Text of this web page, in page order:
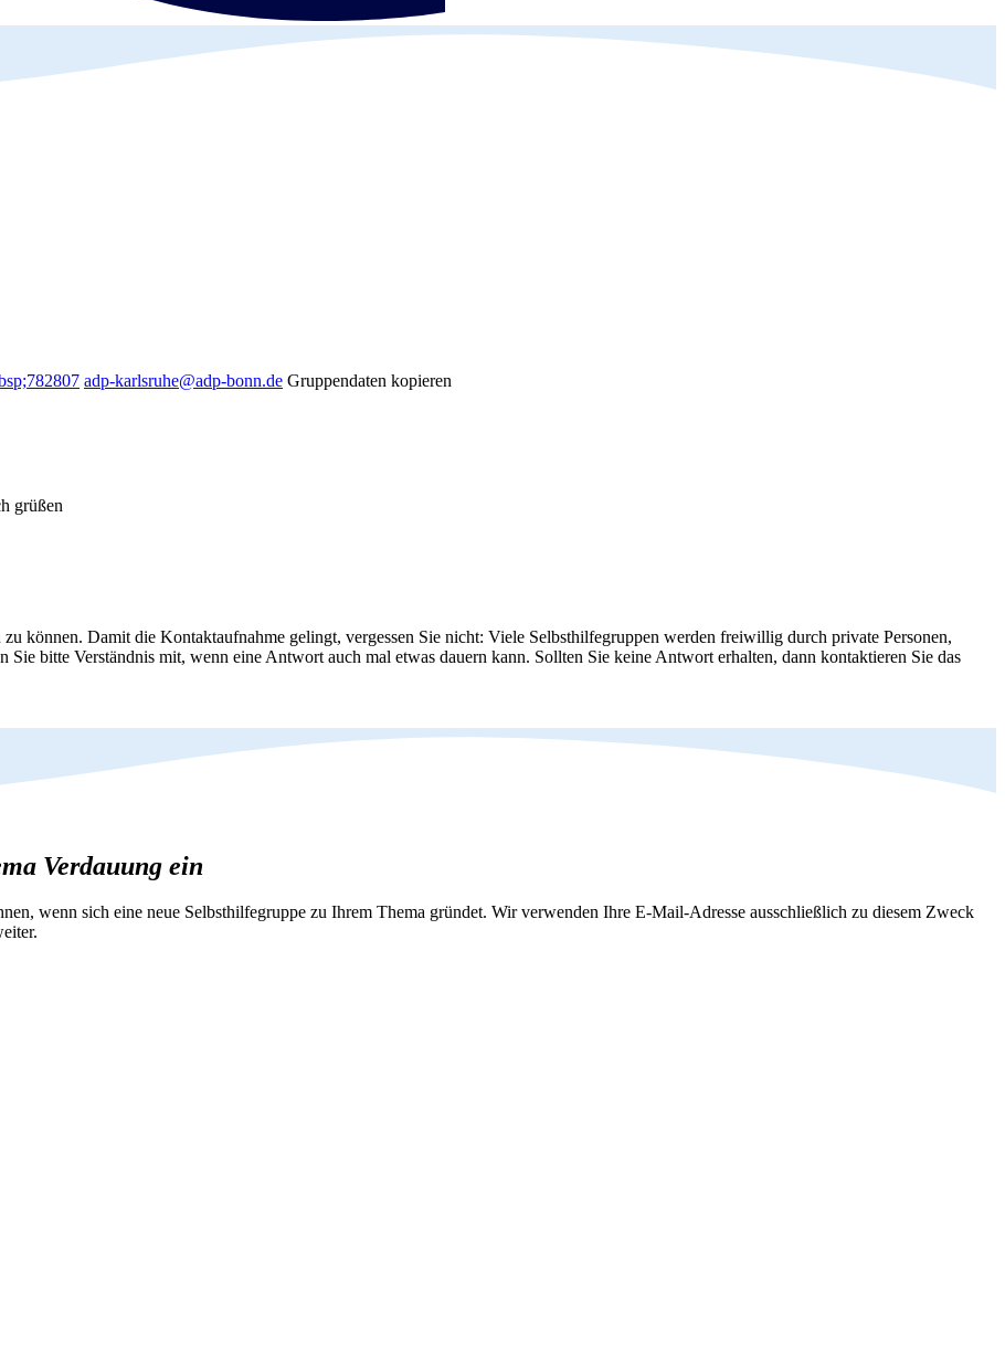
adp-karlsruhe@adp-bonn.de Gruppendaten kopieren
können. Damit die Kontaktaufnahme gelingt, vergessen Sie nicht: Viele Selbsthilfegruppen werden freiwillig durch private Personen,
bitte Verständnis mit, wenn eine Antwort auch mal etwas dauern kann. Sollten Sie keine Antwort erhalten, dann kontaktieren Sie das
Verdauung ein
wenn sich eine neue Selbsthilfegruppe zu Ihrem Thema gründet. Wir verwenden Ihre E-Mail-Adresse ausschließlich zu diesem Zweck